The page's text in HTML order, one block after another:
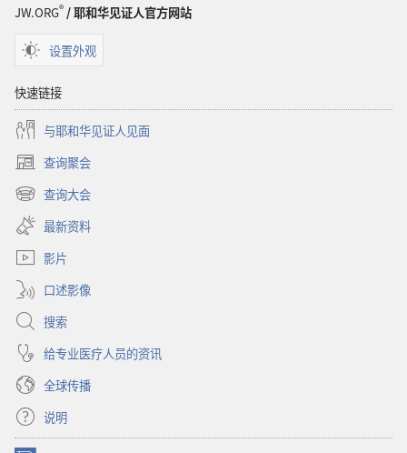
JW.ORG®/ 耶和华见证人官方网站
设置外观
快速链接
与耶和华见证人见面
查询聚会
（打
开
新
窗
口）
查询大会
（打
开
新
窗
最新资料
影片
口述影像
搜索
给专业医疗人员的资讯
全球传播
说明